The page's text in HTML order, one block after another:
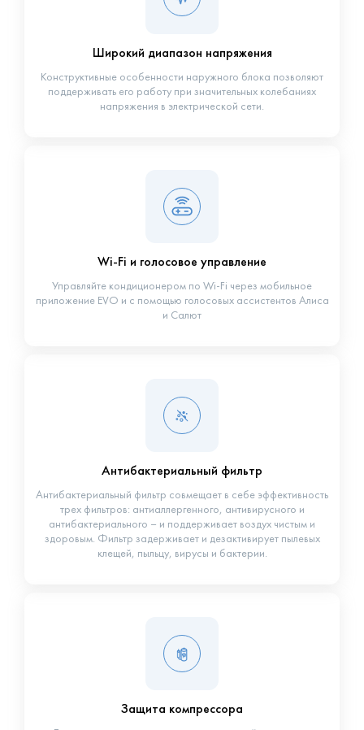
Широкий диапазон напряжения
Конструктивные особенности наружного блока позволяют
поддерживать его работу при значительных колебаниях
напряжения в электрической сети.
Wi-Fi и голосовое управление
Управляйте кондиционером по Wi-Fi через мобильное
приложение EVO и с помощью голосовых ассистентов Алиса
и Салют
Антибактериальный фильтр
Антибактериальный фильтр совмещает в себе эффективность
трех фильтров: антиаллергенного, антивирусного и
антибактериального – и поддерживает воздух чистым и
здоровым. Фильтр задерживает и дезактивирует пылевых
клещей, пыльцу, вирусы и бактерии.
Защита компрессора